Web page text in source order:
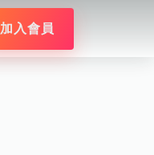
加入會員